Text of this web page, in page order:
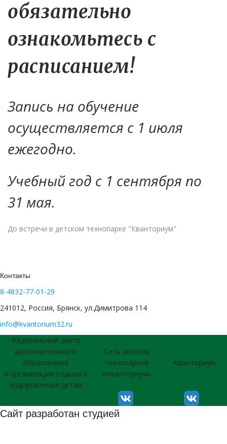
обязательно
ознакомьтесь с
расписанием!
Запись на обучение
осуществляется с 1 июля
ежегодно.
Учебный год с 1 сентября по
31 мая.
До встречи в детском технопарке "Кванториум"
Контакты
8-4832-77-01-29
241012, Россия, Брянск, ул.Димитрова 114
info@kvantorium32.ru
Федеральный центр
дополнительного
образования
и организации отдыха и
оздоровления детей
Сеть детских
технопарков
«Кванториум»
Кванториум
Сайт разработан студией